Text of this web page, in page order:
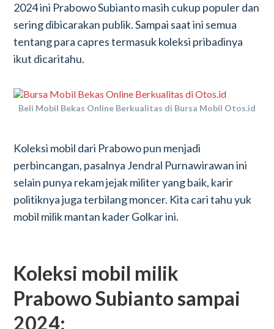
2024 ini Prabowo Subianto masih cukup populer dan
sering dibicarakan publik. Sampai saat ini semua
tentang para capres termasuk koleksi pribadinya
ikut dicaritahu.
Beli Mobil Bekas Online Berkualitas di Bursa Mobil Otos.id
Koleksi mobil dari Prabowo pun menjadi
perbincangan, pasalnya Jendral Purnawirawan ini
selain punya rekam jejak militer yang baik, karir
politiknya juga terbilang moncer. Kita cari tahu yuk
mobil milik mantan kader Golkar ini.
Koleksi mobil milik
Prabowo Subianto sampai
2024: